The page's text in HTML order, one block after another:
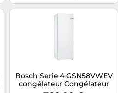
Bosch Serie 4 GSN58VWEV
congélateur Congélateur